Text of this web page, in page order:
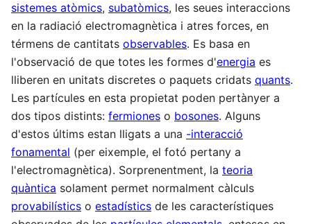
sistemes atòmics, subatòmics, les seues interaccions
en la radiació electromagnètica i atres forces, en
térmens de cantitats observables. Es basa en
l'observació de que totes les formes d'energia es
lliberen en unitats discretes o paquets cridats quants.
Les partícules en esta propietat poden pertànyer a
dos tipos distints: fermiones o bosones. Alguns
d'estos últims estan lligats a una -interacció
fonamental (per eixemple, el fotó pertany a
l'electromagnètica). Sorprenentment, la teoria
quàntica solament permet normalment càlculs
provabilístics o estadístics de les característiques